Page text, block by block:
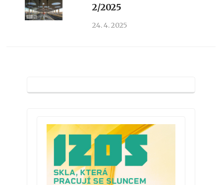
2/2025
24. 4. 2025